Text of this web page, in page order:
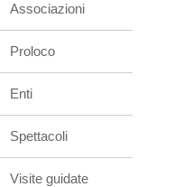
Associazioni
Proloco
Enti
Spettacoli
Visite guidate